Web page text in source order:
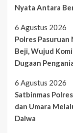
Nyata Antara
6 Agustus 2026
Polres
Beji, Wujud
Dugaan
6 Agustus 2026
Satbinmas
dan Umara
Dalwa